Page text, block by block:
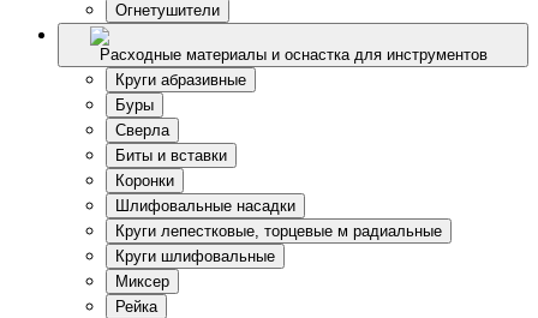
Огнетушители
Расходные материалы и оснастка для инструментов
Круги абразивные
Буры
Сверла
Биты и вставки
Коронки
Шлифовальные насадки
Круги лепестковые, торцевые м радиальные
Круги шлифовальные
Миксер
Рейка